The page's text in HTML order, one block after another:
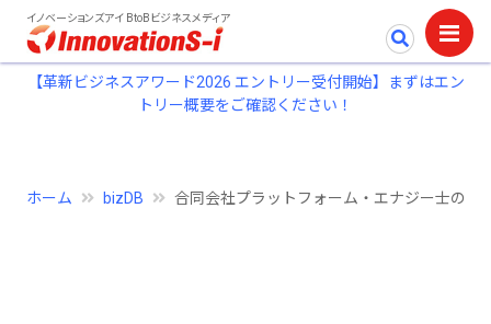
イノベーションズアイ BtoBビジネスメディア
【革新ビジネスアワード2026 エントリー受付開始】まずはエン
トリー概要をご確認ください！
ホーム bizDB 合同会社プラットフォーム・エナジー士の企